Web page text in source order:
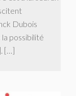
Dubois
possibilité
[…]